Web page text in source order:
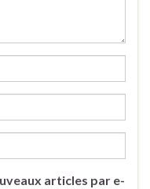
articles par e-